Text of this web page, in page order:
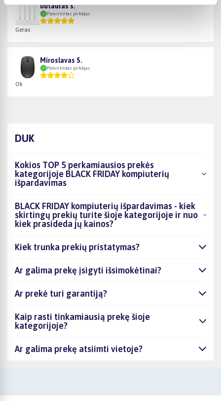
liutauras s.
Patvirtintas pirkėjas
Geras
Miroslavas S.
Patvirtintas pirkėjas
Ok
DUK
Kokios TOP 5 perkamiausios prekės
kategorijoje BLACK FRIDAY kompiuterių
išpardavimas
BLACK FRIDAY kompiuterių išpardavimas - kiek
skirtingų prekių turite šioje kategorijoje ir nuo
kiek prasideda jų kainos?
Kiek trunka prekių pristatymas?
Ar galima prekę įsigyti išsimokėtinai?
Ar prekė turi garantiją?
Kaip rasti tinkamiausią prekę šioje
kategorijoje?
Ar galima prekę atsiimti vietoje?